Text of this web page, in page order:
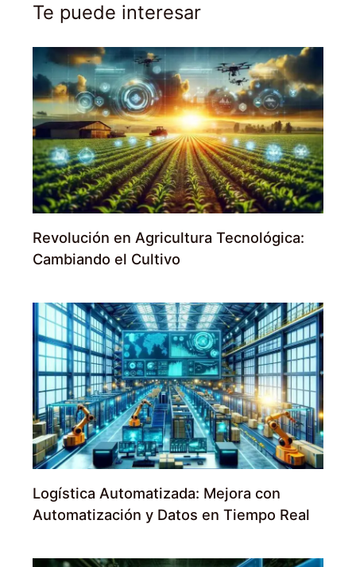
Te puede interesar
Revolución en Agricultura Tecnológica:
Cambiando el Cultivo
Logística Automatizada: Mejora con
Automatización y Datos en Tiempo Real